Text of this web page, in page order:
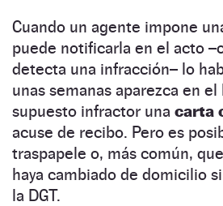
Cuando un agente impone
puede notificarla en el acto
detecta una infracción– lo
unas semanas aparezca en
supuesto infractor una carta
acuse de recibo. Pero es
traspapele o, más común,
haya cambiado de domicilio
la DGT.